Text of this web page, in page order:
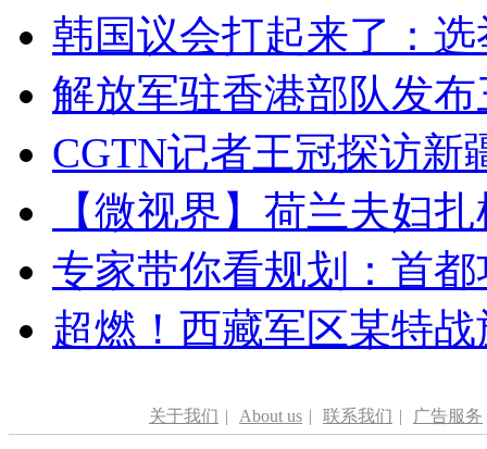
韩国议会打起来了：
解放军驻香港部队发
CGTN记者王冠探访新
【微视界】荷兰夫妇
专家带你看规划：首
超燃！西藏军区某特
关于我们 | About us | 联系我们 | 广告服务